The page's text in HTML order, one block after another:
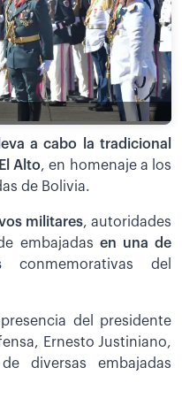
a cabo la tradicional
Alto, en homenaje a los
de Bolivia.
militares, autoridades
embajadas en una de
conmemorativas del
del presidente
Ernesto Justiniano,
diversas embajadas